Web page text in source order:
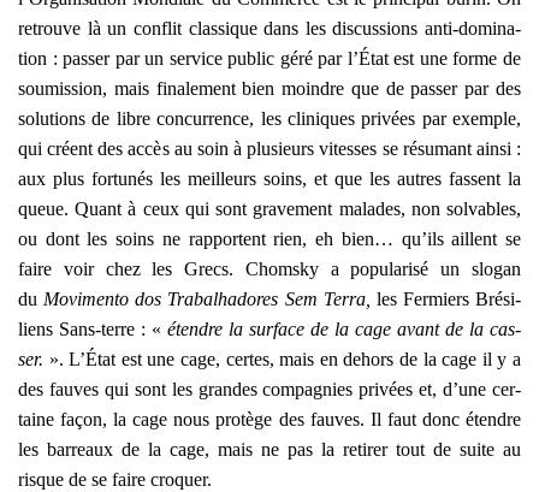
retrouve là un conflit clas­sique dans les dis­cus­sions anti-domi­na­
tion : pas­ser par un ser­vice public géré par l’État est une forme de
sou­mis­sion, mais fina­le­ment bien moindre que de pas­ser par des
solu­tions de libre concur­rence, les cli­niques pri­vées par exemple,
qui créent des accès au soin à plu­sieurs vitesses se résu­mant ain­si :
aux plus for­tu­nés les meilleurs soins, et que les autres fassent la
queue. Quant à ceux qui sont gra­ve­ment malades, non sol­vables,
ou dont les soins ne rap­portent rien, eh bien… qu’ils aillent se
faire voir chez les Grecs. Chom­sky a popu­la­ri­sé un slo­gan
duMovi­men­to dos Tra­bal­ha­dores Sem Ter­ra, les Fer­miers Bré­si­
liens Sans-terre : « étendre la sur­face de la cage avant de la cas­
ser. ». L’État est une cage, certes, mais en dehors de la cage il y a
des fauves qui sont les grandes com­pa­gnies pri­vées et, d’une cer­
taine façon, la cage nous pro­tège des fauves. Il faut donc étendre
les bar­reaux de la cage, mais ne pas la reti­rer tout de suite au
risque de se faire cro­quer.